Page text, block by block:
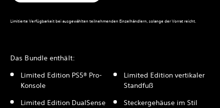
Limitierte Verfügbarkeit bei ausgewählten teilnehmenden Einzelhändlern, solange der Vorrat reicht.
Das Bundle enthält:
Limited Edition PS5® Pro-
Konsole
Limited Edition DualSense
Limited Edition vertikaler
Standfuß
Steckergehäuse im Stil